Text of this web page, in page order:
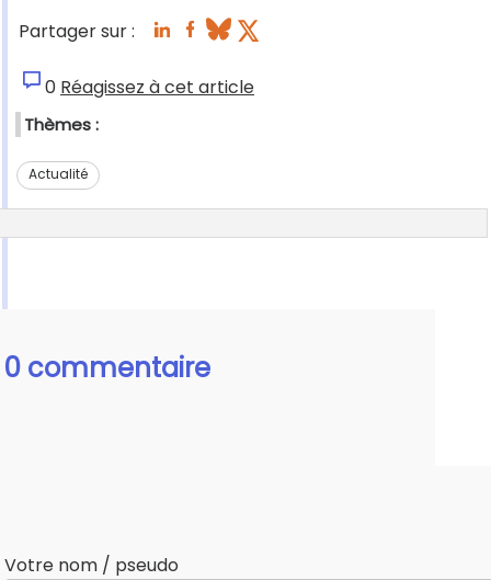
Partager sur :
0 Réagissez à cet article
Thèmes :
Actualité
0 commentaire
Votre nom / pseudo